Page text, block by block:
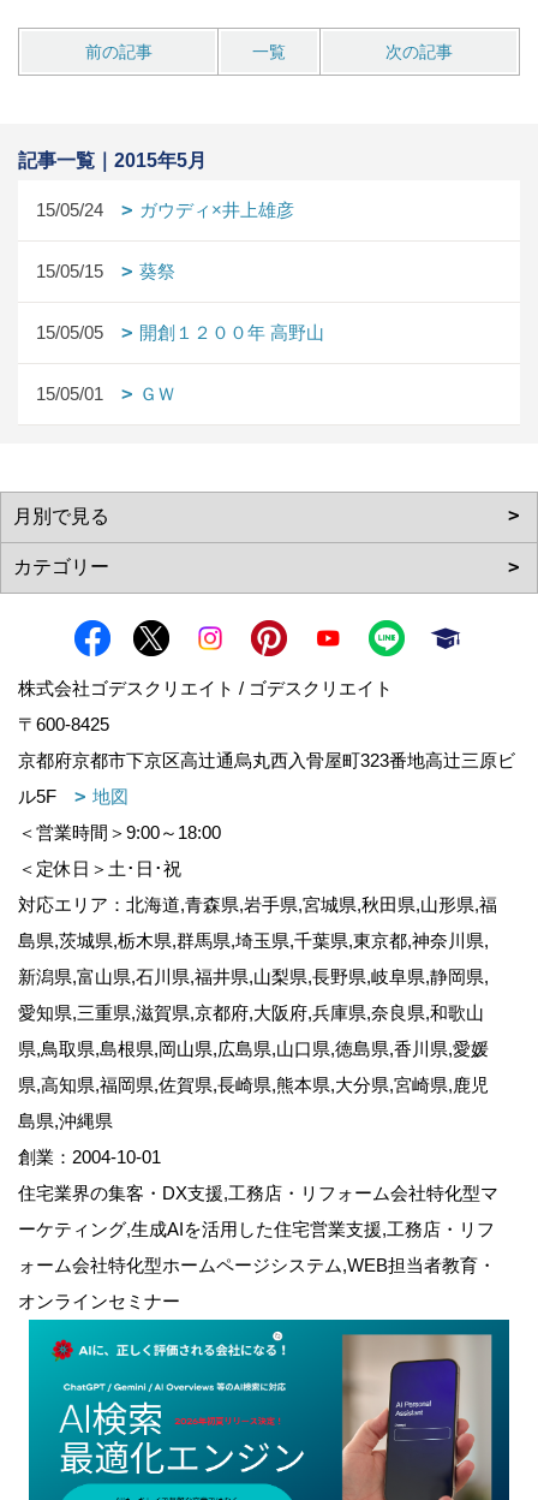
前の記事 一覧 次の記事
記事一覧｜2015年5月
15/05/24 ガウディ×井上雄彦
15/05/15 葵祭
15/05/05 開創１２００年 高野山
15/05/01 ＧＷ
株式会社ゴデスクリエイト / ゴデスクリエイト
〒600-8425
京都府京都市下京区高辻通烏丸西入骨屋町323番地高辻三原ビ
ル5F
地図
＜営業時間＞9:00～18:00
＜定休日＞土･日･祝
対応エリア：北海道,青森県,岩手県,宮城県,秋田県,山形県,福
島県,茨城県,栃木県,群馬県,埼玉県,千葉県,東京都,神奈川県,
新潟県,富山県,石川県,福井県,山梨県,長野県,岐阜県,静岡県,
愛知県,三重県,滋賀県,京都府,大阪府,兵庫県,奈良県,和歌山
県,鳥取県,島根県,岡山県,広島県,山口県,徳島県,香川県,愛媛
県,高知県,福岡県,佐賀県,長崎県,熊本県,大分県,宮崎県,鹿児
島県,沖縄県
創業：2004-10-01
住宅業界の集客・DX支援,工務店・リフォーム会社特化型マ
ーケティング,生成AIを活用した住宅営業支援,工務店・リフ
ォーム会社特化型ホームページシステム,WEB担当者教育・
オンラインセミナー